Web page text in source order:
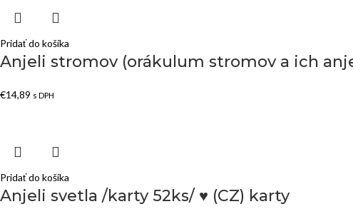
Pridať do košíka
Anjeli stromov (orákulum stromov a ich
€14,89 s DPH
Pridať do košíka
Anjeli svetla /karty 52ks/ ♥ (CZ) karty